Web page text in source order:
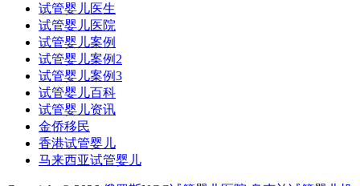
试管婴儿医生
试管婴儿医院
试管婴儿案例
试管婴儿案例2
试管婴儿案例3
试管婴儿百科
试管婴儿资讯
金侨移民
香港试管婴儿
马来西亚试管婴儿